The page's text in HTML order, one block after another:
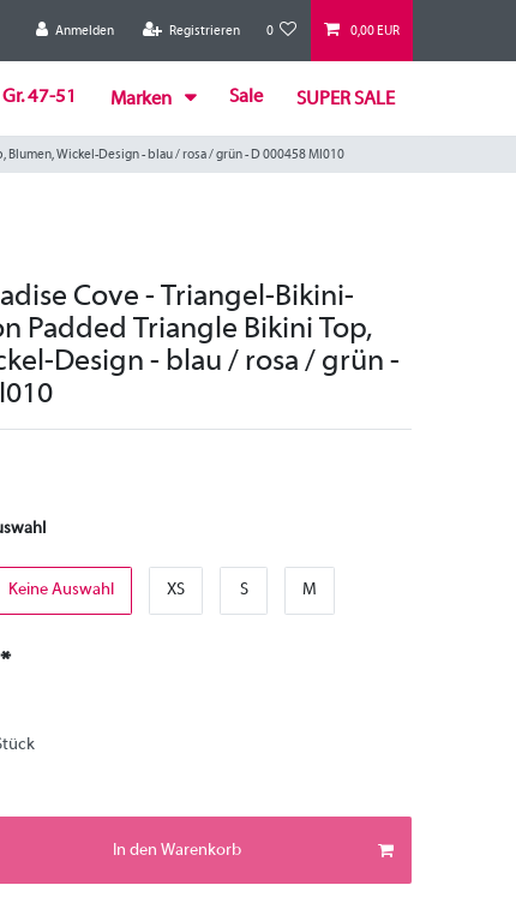
Anmelden Registrieren 0 0,00 EUR
47-51 Marken Sale SUPER SALE
Blumen, Wickel-Design - blau / rosa / grün - D 000458 MI010
Cove - Triangel-Bikini-
Padded Triangle Bikini Top,
Design - blau / rosa / grün -
Keine Auswahl XS S M
*
In den Warenkorb